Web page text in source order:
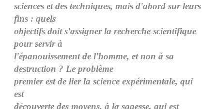
sciences et des techniques, mais d'abord sur leurs
fins : quels
objectifs doit s'assigner la recherche scientifique
pour servir à
l'épanouissement de l'homme, et non à sa
destruction ? Le problème
premier est de lier la science expérimentale, qui
est
découverte des moyens, à la sagesse, qui est